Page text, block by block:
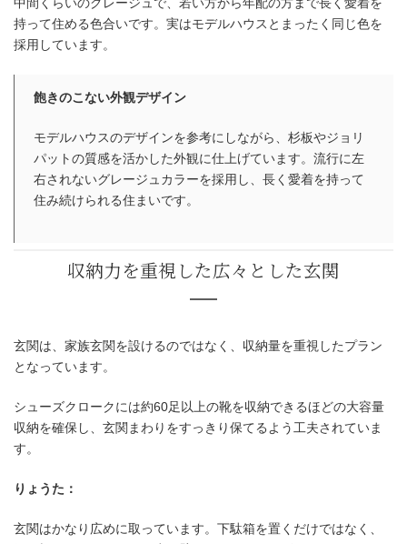
中間くらいのグレージュで、若い方から年配の方まで長く愛着を
持って住める色合いです。実はモデルハウスとまったく同じ色を
採用しています。
飽きのこない外観デザイン
モデルハウスのデザインを参考にしながら、杉板やジョリ
パットの質感を活かした外観に仕上げています。流行に左
右されないグレージュカラーを採用し、長く愛着を持って
住み続けられる住まいです。
玄関は、家族玄関を設けるのではなく、収納量を重視したプラン
となっています。
シューズクロークには約60足以上の靴を収納できるほどの大容量
収納を確保し、玄関まわりをすっきり保てるよう工夫されていま
す。
りょうた：
玄関はかなり広めに取っています。下駄箱を置くだけではなく、